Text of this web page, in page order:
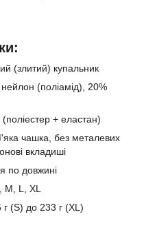
(злитий) купальник
(поліамід), 20%
+ еластан)
чашка, без металевих
вкладиші
по довжині
M, L, XL
г (S) до 233 г (XL)